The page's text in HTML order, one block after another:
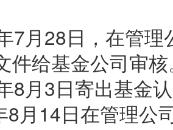
7月28日，在管
件给基金公司审
8月3日寄出基金
8月14日在管理公